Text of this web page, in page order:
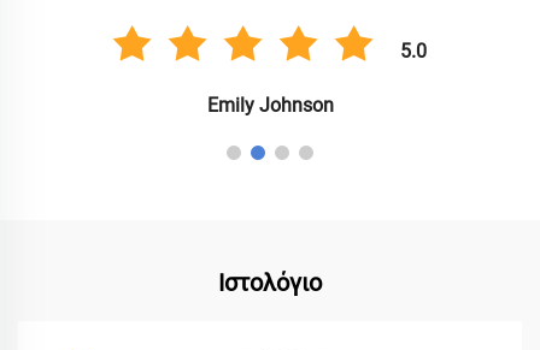
5.0
Ιστολόγιο